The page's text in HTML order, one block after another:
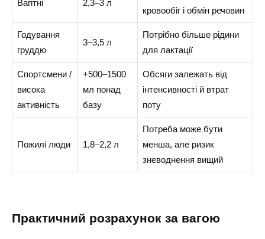
Вагітні 2,3–3 л
кровообіг і обмін речовин
Годування
груддю
3–3,5 л
Потрібно більше рідини
для лактації
Спортсмени /
висока
активність
+500–1500
мл понад
базу
Обсяги залежать від
інтенсивності й втрат
поту
Пожилі люди 1,8–2,2 л
Потреба може бути
менша, але ризик
зневоднення вищий
практичний розрахунок за вагою